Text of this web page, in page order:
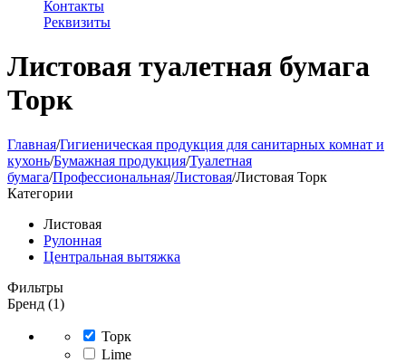
Контакты
Реквизиты
Листовая туалетная бумага
Торк
Главная/Гигиеническая продукция для санитарных комнат и
кухонь/Бумажная продукция/Туалетная
бумага/Профессиональная/Листовая/Листовая Торк
Категории
Листовая
Рулонная
Центральная вытяжка
Фильтры
Бренд (1)
Торк
Lime